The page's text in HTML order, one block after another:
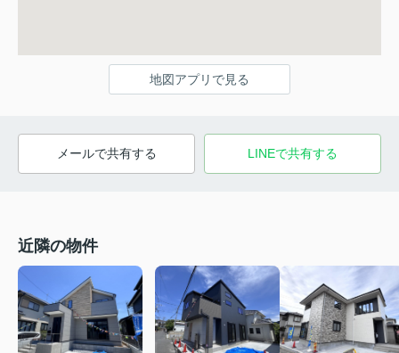
地図アプリで見る
メールで共有する LINEで共有する
近隣の物件